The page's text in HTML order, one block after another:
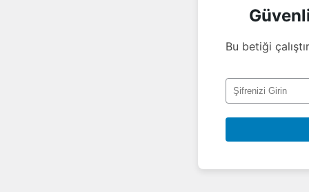
Bu betiği